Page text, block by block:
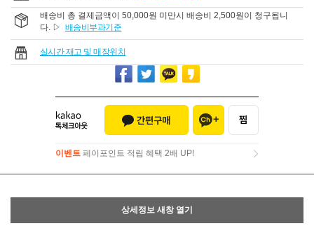
배송비 총 결제금액이 50,000원 미만시 배송비 2,500원이 청구됩니
다. ▷ 배송비부과기준
실시간 재고 및 매장위치
이벤트 페이포인트 적립 혜택 2배 UP!
이벤트페이포인트 적립 혜택 2배 UP!
상세정보 새창 열기